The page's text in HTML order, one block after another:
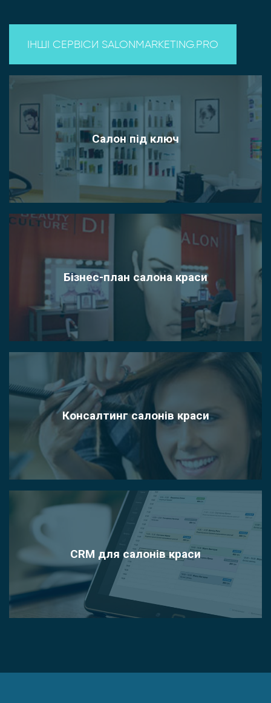
ІНШІ СЕРВІСИ SALONMARKETING.PRO
Салон під ключ
Бізнес-план салона краси
Консалтинг салонів краси
CRM для салонів краси